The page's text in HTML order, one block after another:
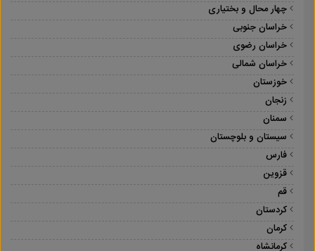
چهار محال و بختیاری
خراسان جنوبی
خراسان رضوی
خراسان شمالی
خوزستان
زنجان
سمنان
سیستان و بلوچستان
فارس
قزوین
قم
کردستان
کرمان
کرمانشاه